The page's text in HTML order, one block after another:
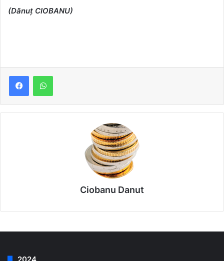
(Dănuț CIOBANU)
Ciobanu Danut